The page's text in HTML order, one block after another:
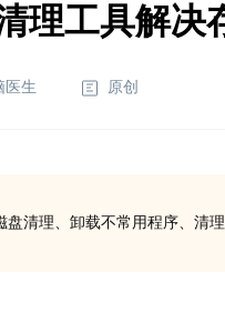
理工具解决
医生 原创
清理、卸载不常用程序、清